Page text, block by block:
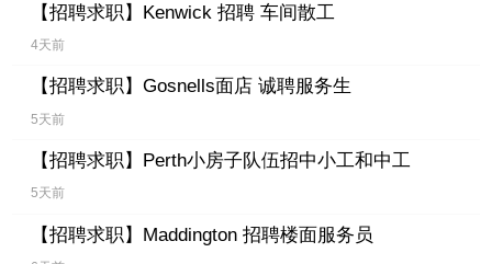
【招聘求职】 Kenwick 招聘 车间散工
4天前
【招聘求职】 Gosnells面店 诚聘服务生
5天前
【招聘求职】 Perth小房子队伍招中小工和中工
5天前
【招聘求职】 Maddington 招聘楼面服务员